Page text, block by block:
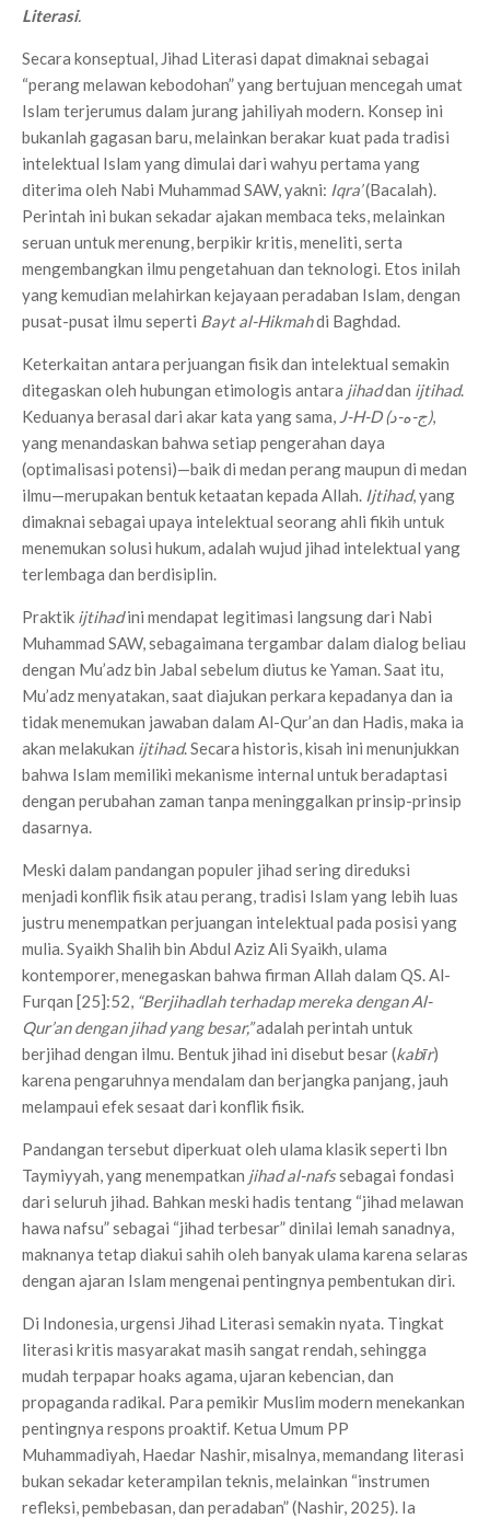
Literasi.
Secara konseptual, Jihad Literasi dapat dimaknai sebagai
“perang melawan kebodohan” yang bertujuan mencegah umat
Islam terjerumus dalam jurang jahiliyah modern. Konsep ini
bukanlah gagasan baru, melainkan berakar kuat pada tradisi
intelektual Islam yang dimulai dari wahyu pertama yang
diterima oleh Nabi Muhammad SAW, yakni: Iqra’(Bacalah).
Perintah ini bukan sekadar ajakan membaca teks, melainkan
seruan untuk merenung, berpikir kritis, meneliti, serta
mengembangkan ilmu pengetahuan dan teknologi. Etos inilah
yang kemudian melahirkan kejayaan peradaban Islam, dengan
pusat-pusat ilmu seperti Bayt al-Hikmahdi Baghdad.
Keterkaitan antara perjuangan fisik dan intelektual semakin
ditegaskan oleh hubungan etimologis antara jihaddan ijtihad.
Keduanya berasal dari akar kata yang sama, J-H-D (ج-ه-د),
yang menandaskan bahwa setiap pengerahan daya
(optimalisasi potensi)—baik di medan perang maupun di medan
ilmu—merupakan bentuk ketaatan kepada Allah. Ijtihad, yang
dimaknai sebagai upaya intelektual seorang ahli fikih untuk
menemukan solusi hukum, adalah wujud jihad intelektual yang
terlembaga dan berdisiplin.
Praktik ijtihadini mendapat legitimasi langsung dari Nabi
Muhammad SAW, sebagaimana tergambar dalam dialog beliau
dengan Mu’adz bin Jabal sebelum diutus ke Yaman. Saat itu,
Mu’adz menyatakan, saat diajukan perkara kepadanya dan ia
tidak menemukan jawaban dalam Al-Qur’an dan Hadis, maka ia
akan melakukan ijtihad. Secara historis, kisah ini menunjukkan
bahwa Islam memiliki mekanisme internal untuk beradaptasi
dengan perubahan zaman tanpa meninggalkan prinsip-prinsip
dasarnya.
Meski dalam pandangan populer jihad sering direduksi
menjadi konflik fisik atau perang, tradisi Islam yang lebih luas
justru menempatkan perjuangan intelektual pada posisi yang
mulia. Syaikh Shalih bin Abdul Aziz Ali Syaikh, ulama
kontemporer, menegaskan bahwa firman Allah dalam QS. Al-
Furqan [25]:52, “Berjihadlah terhadap mereka dengan Al-
Qur’an dengan jihad yang besar,”adalah perintah untuk
berjihad dengan ilmu. Bentuk jihad ini disebut besar (kabīr)
karena pengaruhnya mendalam dan berjangka panjang, jauh
melampaui efek sesaat dari konflik fisik.
Pandangan tersebut diperkuat oleh ulama klasik seperti Ibn
Taymiyyah, yang menempatkan jihad al-nafssebagai fondasi
dari seluruh jihad. Bahkan meski hadis tentang “jihad melawan
hawa nafsu” sebagai “jihad terbesar” dinilai lemah sanadnya,
maknanya tetap diakui sahih oleh banyak ulama karena selaras
dengan ajaran Islam mengenai pentingnya pembentukan diri.
Di Indonesia, urgensi Jihad Literasi semakin nyata. Tingkat
literasi kritis masyarakat masih sangat rendah, sehingga
mudah terpapar hoaks agama, ujaran kebencian, dan
propaganda radikal. Para pemikir Muslim modern menekankan
pentingnya respons proaktif. Ketua Umum PP
Muhammadiyah, Haedar Nashir, misalnya, memandang literasi
bukan sekadar keterampilan teknis, melainkan “instrumen
refleksi, pembebasan, dan peradaban” (Nashir, 2025). Ia